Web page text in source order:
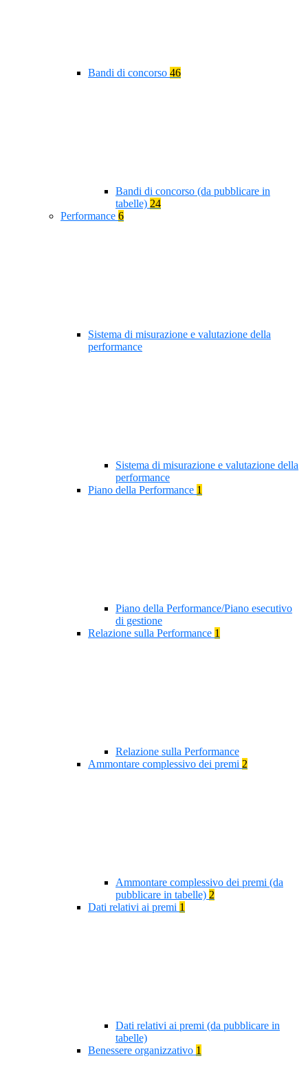
Bandi di concorso 46
Bandi di concorso (da pubblicare in
tabelle) 24
Performance 6
Sistema di misurazione e valutazione della
performance
Sistema di misurazione e valutazione della
performance
Piano della Performance 1
Piano della Performance/Piano esecutivo
di gestione
Relazione sulla Performance 1
Relazione sulla Performance
Ammontare complessivo dei premi 2
Ammontare complessivo dei premi (da
pubblicare in tabelle) 2
Dati relativi ai premi 1
Dati relativi ai premi (da pubblicare in
tabelle)
Benessere organizzativo 1